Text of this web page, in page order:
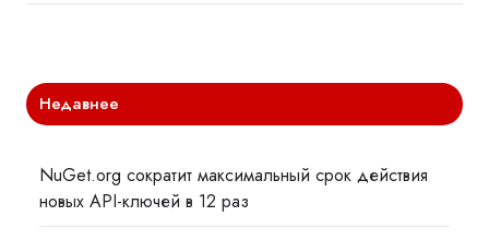
Недавнее
NuGet.org сократит максимальный срок действия
новых API-ключей в 12 раз